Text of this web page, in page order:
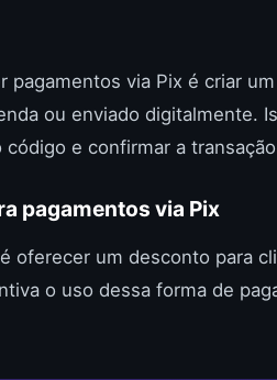
pagamentos via Pix é criar
ou enviado digitalmente.
e confirmar a
pagamentos via Pix
oferecer um desconto para
o uso dessa forma de